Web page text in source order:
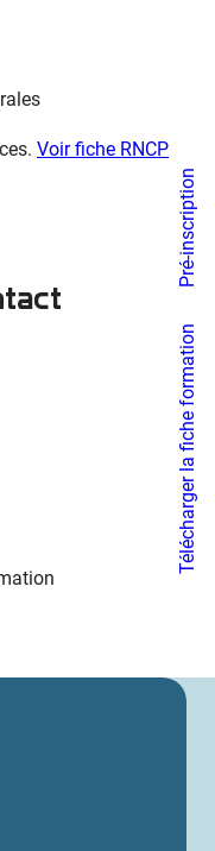
Voir fiche RNCP
Télécharger la fiche formation
Pré-inscription